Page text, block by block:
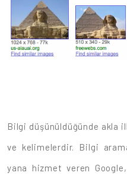
Bilgi düşünüldüğünde akla
ve kelimelerdir. Bilgi
yana hizmet veren